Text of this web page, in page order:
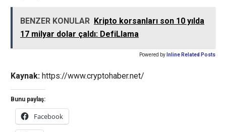
BENZER KONULAR Kripto korsanları son 10 yılda
17 milyar dolar çaldı: DefiLlama
Powered by Inline Related Posts
Kaynak: https://www.cryptohaber.net/
Bunu paylaş:
Facebook